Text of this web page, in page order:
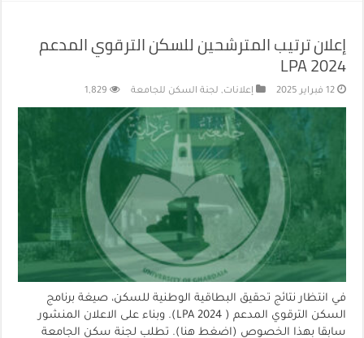
إعلان ترتيب المترشحين للسكن الترقوي المدعم
LPA 2024
12 فبراير 2025 إعلانات, لجنة السكن للجامعة 1,829
في انتظار نتائج تحقيق البطاقية الوطنية للسكن، صيغة برنامج
السكن الترقوي المدعم ( LPA 2024). وبناء على الاعلان المنشور
سابقا بهذا الخصوص (اضغط هنا). تطلب لجنة سكن الجامعة